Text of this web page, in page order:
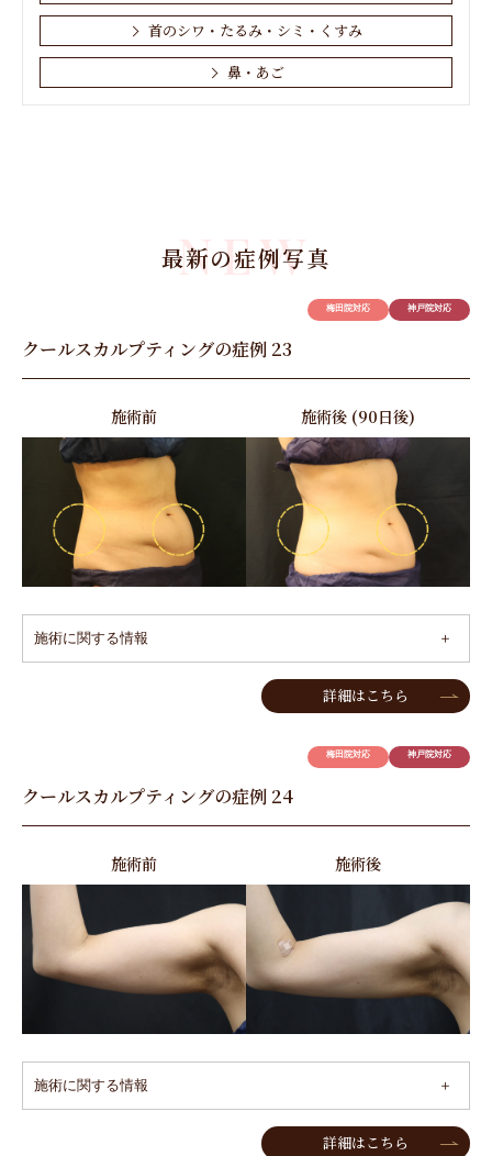
フラクショナル
ベビーコラーゲン(Ⅲ型コラーゲン)注入
多血小板血漿治療（PRP）
水光注射
潤い美肌専用ヒアルロン酸
美白オーロラプロ・美白オーロラ
高濃度ビタミンC点滴
首のシワ・たるみ・シミ・くすみ
鼻・あご
最新の症例写真
NEW
クールスカルプティングの症例 23
梅田院対応 神戸院対応
施術前 施術後 (90日後)
施術に関する情報
詳細はこちら
クールスカルプティングの症例 24
梅田院対応 神戸院対応
施術前 施術後
施術に関する情報
詳細はこちら